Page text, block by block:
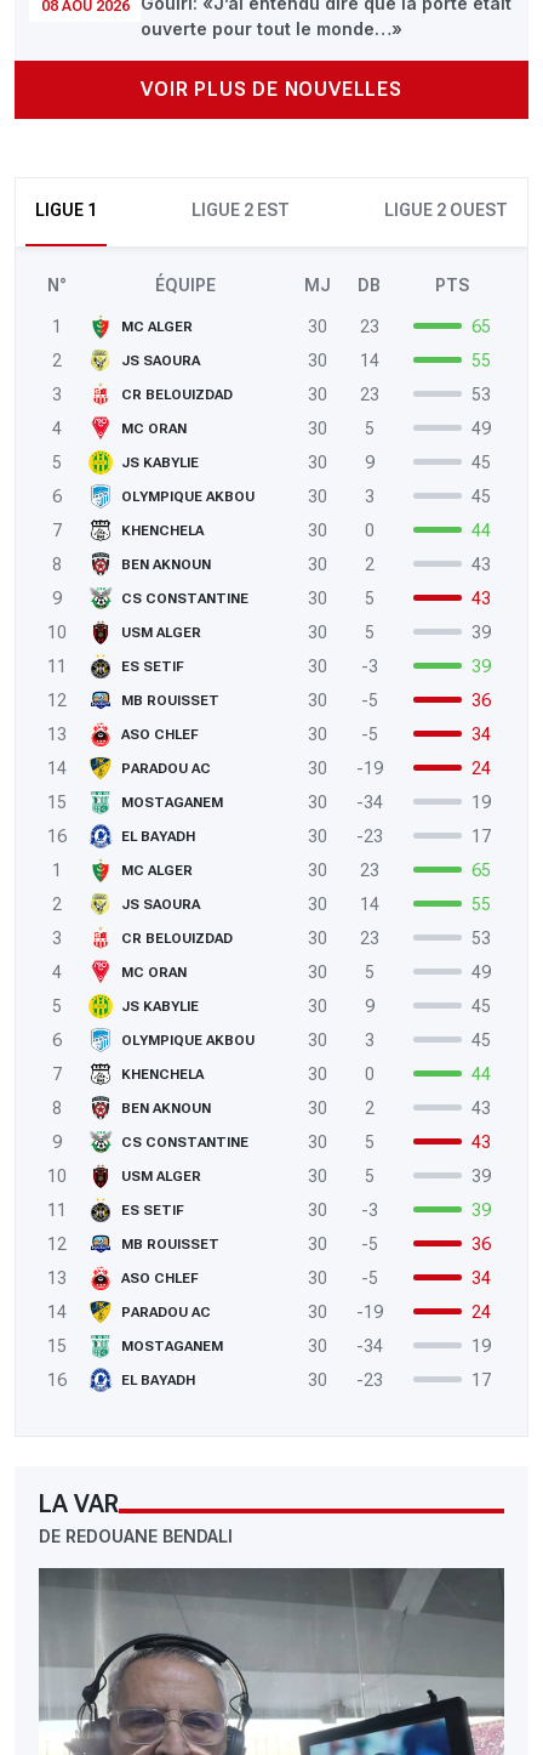
08 AOÛ 2026
ouverte pour tout le monde…»
VOIR PLUS DE NOUVELLES
LIGUE 1 LIGUE 2 EST LIGUE 2 OUEST
N° ÉQUIPE MJ DB PTS
1 MC ALGER 30 23
65
2
JS SAOURA 30 14
55
3
CR BELOUIZDAD 30 23
53
4
MC ORAN 30 5
49
5
JS KABYLIE 30 9
45
6
OLYMPIQUE AKBOU 30 3
45
7
KHENCHELA 30 0
44
8
BEN AKNOUN 30 2
43
9
CS CONSTANTINE 30 5
43
10
USM ALGER 30 5
39
11
ES SETIF 30 -3
39
12
MB ROUISSET 30 -5
36
13
ASO CHLEF 30 -5
34
14
PARADOU AC 30 -19
24
15
MOSTAGANEM 30 -34
19
16
EL BAYADH 30 -23
17
1
MC ALGER 30 23
65
2
JS SAOURA 30 14
55
3
CR BELOUIZDAD 30 23
53
4
MC ORAN 30 5
49
5
JS KABYLIE 30 9
45
6
OLYMPIQUE AKBOU 30 3
45
7
KHENCHELA 30 0
44
8
BEN AKNOUN 30 2
43
9
CS CONSTANTINE 30 5
43
10
USM ALGER 30 5
39
11
ES SETIF 30 -3
39
12
MB ROUISSET 30 -5
36
13
ASO CHLEF 30 -5
34
14
PARADOU AC 30 -19
24
15
MOSTAGANEM 30 -34
19
16
EL BAYADH 30 -23 17
LA VAR
DE REDOUANE BENDALI